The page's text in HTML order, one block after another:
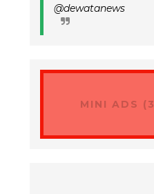
@dewatanews
MINI ADS